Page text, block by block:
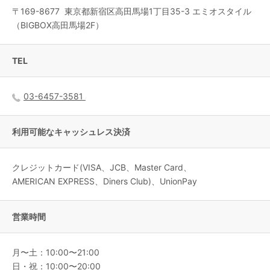
〒 169-8677 東京都新宿区高田馬場1丁目35-3 エミオスタイル
（BIGBOX高田馬場2F）
TEL
03-6457-3581
利用可能なキャッシュレス決済
クレジットカード(VISA、JCB、Master Card、
AMERICAN EXPRESS、Diners Club)、UnionPay
営業時間
月〜土：10:00〜21:00
日・祝：10:00〜20:00